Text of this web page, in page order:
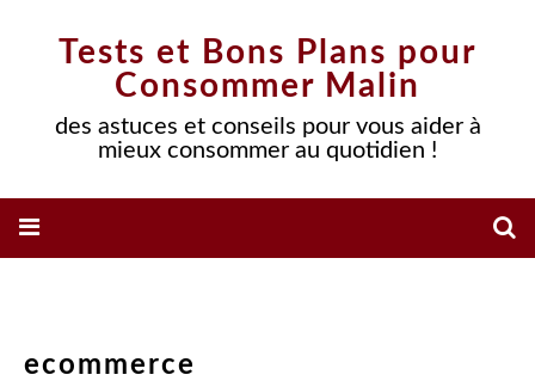
Tests et Bons Plans pour
Consommer Malin
des astuces et conseils pour vous aider à
mieux consommer au quotidien !
ecommerce